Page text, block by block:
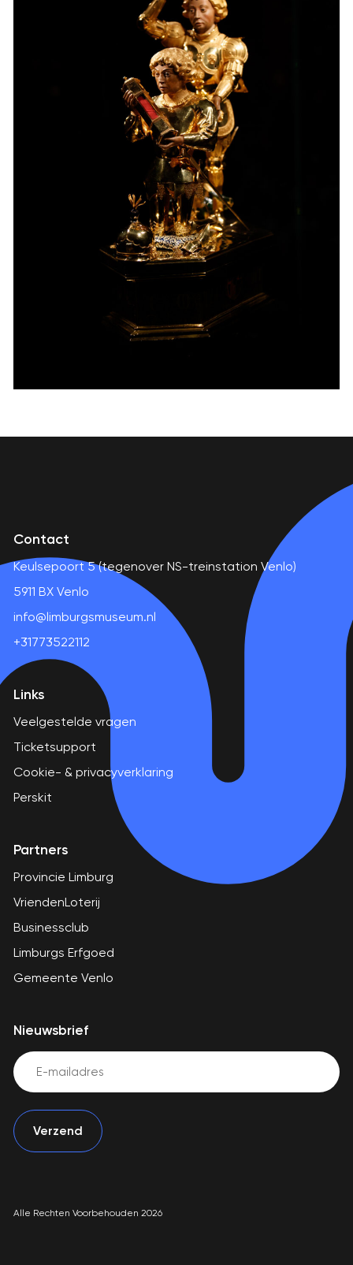
Contact
Keulsepoort 5 (tegenover NS-treinstation Venlo)
5911 BX Venlo
info@limburgsmuseum.nl
+31773522112
Links
Veelgestelde vragen
Ticketsupport
Cookie- & privacyverklaring
Perskit
Partners
Provincie Limburg
VriendenLoterij
Businessclub
Limburgs Erfgoed
Gemeente Venlo
Nieuwsbrief
Email
(Vereist)
Alle Rechten Voorbehouden 2026